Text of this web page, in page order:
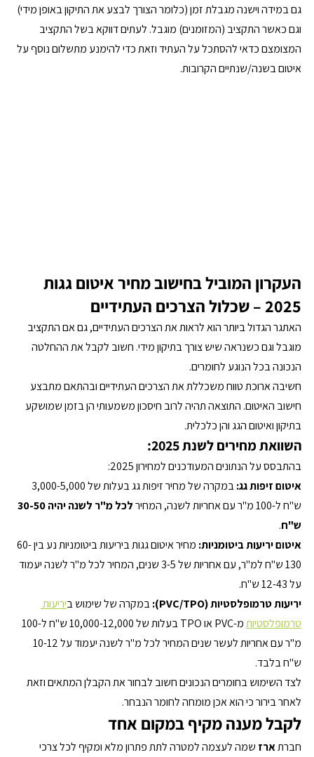
גם במידה וישנה מגבלת זמן (כלומר הצורך לבצע את התיקון באופן מידי)
וגם כאשר התקציב (המזומנים) מוגבל. לעתים דווקא בשל התקציב
המצומצם כדאי להסתכל על העתיד וזאת כדי להימנע מתשלום נוסף על
איטום בשנה/שנתיים הקרובות.
העקרון המוביל בחישוב מחיר איטום גגות
2025 – שכלול הצרכים העתידיים
האתגר הגדול ביותר הוא לראות את הצרכים העתידיים, גם אם התקציב
מוגבל וגם כשנראה שיש צורך בתיקון מידי. חשוב לקבל את ההחלטה
הנכונה בכל הנוגע לחומרים.
חשיבה ארוכת טווח משכללת את הצרכים העתידיים ובהתאם מתבצע
חישוב האיטום. התוצאה תהיה לרוב חיסכון משמעותי הן בזמן שמושקע
בתיקון ואיטום הגג והן כלכלית.
השוואת מחירים לשנת 2025:
בהתבסס על הנתונים המעודכנים למחירון 2025:
איטום זיפות גג:
ש"ח ל-100 מ"ר עם אחריות לשנה, המחיר
ש"ח.
איטום יריעות ביטומניות:
מחיר איטום גגות ביריעות ביטומניות נע בין 60-
130 ש"ח למ"ר, עם אחריות של 3-5 שנים, המחיר לכל מ"ר לשנה יעמוד
על 12-43 ש"ח.
יריעות טרמופלסטיות (PVC/TPO):
במקרה של שימוש ביריעות
טרמופלסטיות
ש"ח בלבד.
לצד השימוש בחומרים הנכונים חשוב לבחור את הקבלן המתאים וזאת
לאחר בירור כי הוא אכן מומחה לחומר הנבחר.
לקבל מענה מקיף במקום אחד
חברת ארז שמה לעצמה למטרה לתת פתרון מלא ומקיף לכל צרכי